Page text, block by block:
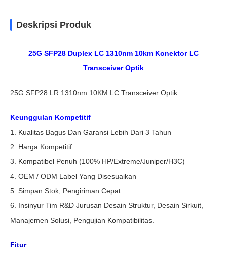
Deskripsi Produk
25G SFP28 Duplex LC 1310nm 10km Konektor LC
Transceiver Optik
25G SFP28 LR 1310nm 10KM LC Transceiver Optik
Keunggulan Kompetitif
1. Kualitas Bagus Dan Garansi Lebih Dari 3 Tahun
2. Harga Kompetitif
3. Kompatibel Penuh (100% HP/Extreme/Juniper/H3C)
4. OEM / ODM Label Yang Disesuaikan
5. Simpan Stok, Pengiriman Cepat
6. Insinyur Tim R&D Jurusan Desain Struktur, Desain Sirkuit,
Manajemen Solusi, Pengujian Kompatibilitas.
Fitur